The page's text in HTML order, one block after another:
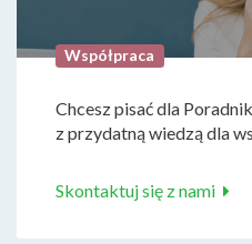
Współpraca
Chcesz pisać dla
z przydatną wiedzą dla
Skontaktuj się z nami